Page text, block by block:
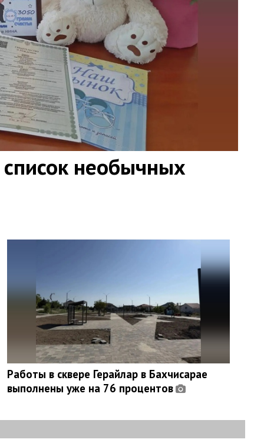
необычных
Работы в сквере Герайлар в Бахчисарае
выполнены уже на 76 процентов